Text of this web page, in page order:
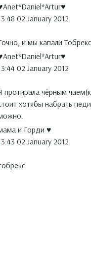
02 January 2012
и мы капали
02 January 2012
протирала чёрным
хотябы набрать
и Горди ♥
02 January 2012